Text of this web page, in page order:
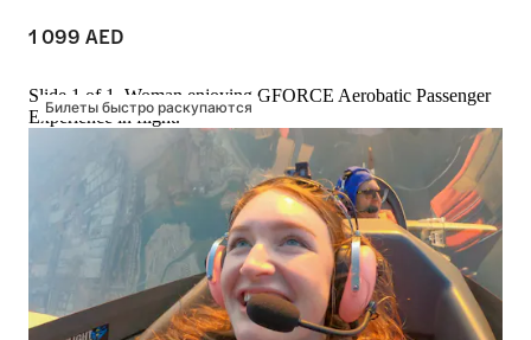
1 099 AED
Билеты быстро раскупаются
Slide 1 of 1, Woman enjoying GFORCE Aerobatic Passenger
Experience in flight.